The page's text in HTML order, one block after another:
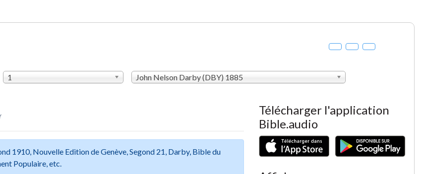
1 John Nelson Darby (DBY) 1885
1910, Nouvelle Edition de Genève, Segond 21, Darby, Bible du
Populaire, etc.
Télécharger l'application
Bible.audio